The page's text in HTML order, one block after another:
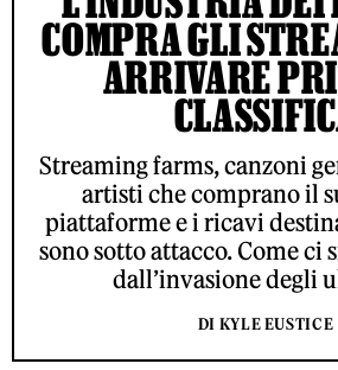
COMPRA GLI
ARRIVARE
Streaming farms, canzoni
artisti che comprano il
piattaforme e i ricavi
sono sotto attacco. Come ci
dall’invasione degli
DI KYLE EUSTICE